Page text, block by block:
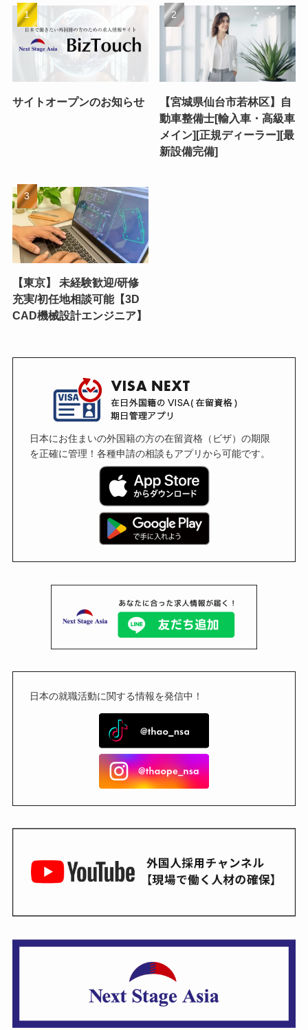
サイトオープンのお知らせ
【宮城県仙台市若林区】自
動車整備士[輸入車・高級車
メイン][正規ディーラー][最
新設備完備]
【東京】 未経験歓迎/研修
充実/初任地相談可能【3D
CAD機械設計エンジニア】
日本にお住まいの外国籍の方の在留資格（ビザ）の期限
を正確に管理！各種申請の相談もアプリから可能です。
日本の就職活動に関する情報を発信中！